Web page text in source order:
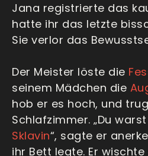
Jana registrierte das
hatte ihr das letzte
Sie verlor das
Der Meister löste die
seinem Mädchen die
hob er es hoch, und
Schlafzimmer. „Du
Sklavin“, sagte er
ihr Bett legte. Er